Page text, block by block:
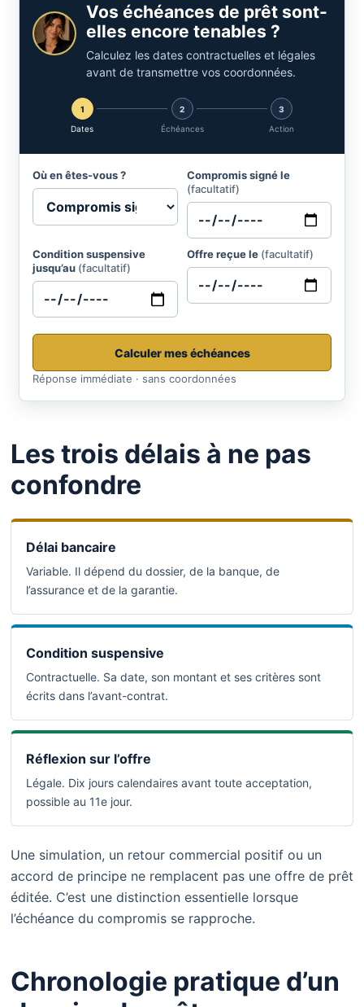
Vos échéances de prêt sont-
elles encore tenables ?
Calculez les dates contractuelles et légales
avant de transmettre vos coordonnées.
1
Dates
2
Échéances
3
Action
Où en êtes-vous ?
Compromis signé le
(facultatif)
Condition suspensive
jusqu’au (facultatif)
Offre reçue le (facultatif)
Calculer mes échéances
Réponse immédiate · sans coordonnées
Les trois délais à ne pas
confondre
Délai bancaire
Variable. Il dépend du dossier, de la banque, de
l’assurance et de la garantie.
Condition suspensive
Contractuelle. Sa date, son montant et ses critères sont
écrits dans l’avant-contrat.
Réflexion sur l’offre
Légale. Dix jours calendaires avant toute acceptation,
possible au 11e jour.
Une simulation, un retour commercial positif ou un
accord de principe ne remplacent pas une offre de prêt
éditée. C’est une distinction essentielle lorsque
l’échéance du compromis se rapproche.
Chronologie pratique d’un